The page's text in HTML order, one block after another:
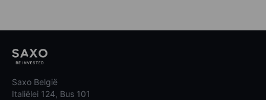
Saxo België
Italiëlei 124, Bus 101